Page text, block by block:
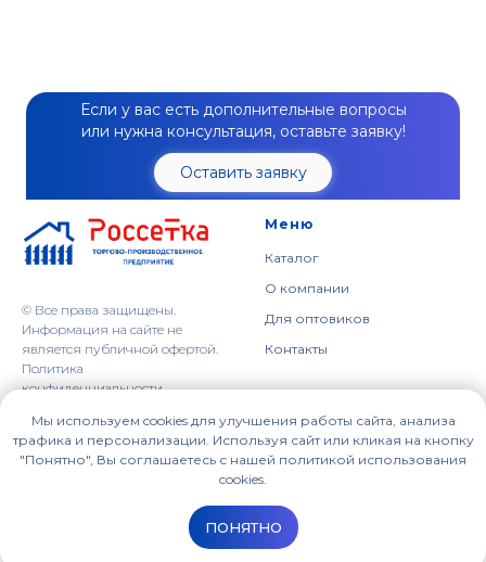
Оставить заявку
Если у вас есть дополнительные вопросы
или нужна консультация, оставьте заявку!
© Все права защищены.
Информация на сайте не
является публичной офертой.
Политика
конфиденциальности
Меню
Каталог
О компании
Для оптовиков
Контакты
Наши контакты
614064, г. Пермь,
ул. Героев Хасана, 41
Мы используем cookies для улучшения работы сайта, анализа
трафика и персонализации. Используя сайт или кликая на кнопку
"Понятно", Вы соглашаетесь с нашей политикой использования
cookies.
ПОНЯТНО